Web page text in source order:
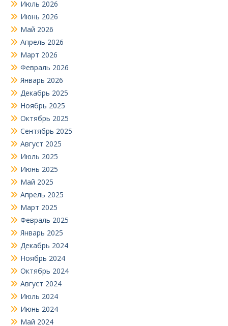
Июль 2026
Июнь 2026
Май 2026
Апрель 2026
Март 2026
Февраль 2026
Январь 2026
Декабрь 2025
Ноябрь 2025
Октябрь 2025
Сентябрь 2025
Август 2025
Июль 2025
Июнь 2025
Май 2025
Апрель 2025
Март 2025
Февраль 2025
Январь 2025
Декабрь 2024
Ноябрь 2024
Октябрь 2024
Август 2024
Июль 2024
Июнь 2024
Май 2024